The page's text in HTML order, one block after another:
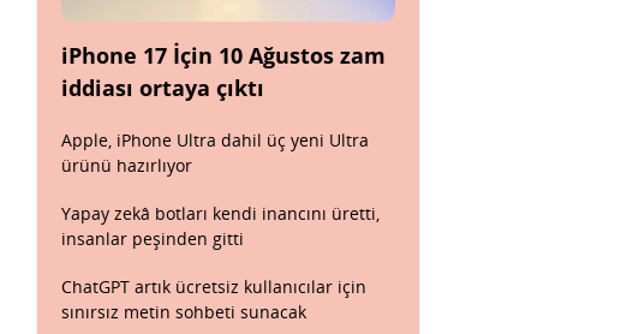
iPhone 17 İçin 10 Ağustos zam
iddiası ortaya çıktı
Apple, iPhone Ultra dahil üç yeni Ultra
ürünü hazırlıyor
Yapay zekâ botları kendi inancını üretti,
insanlar peşinden gitti
ChatGPT artık ücretsiz kullanıcılar için
sınırsız metin sohbeti sunacak